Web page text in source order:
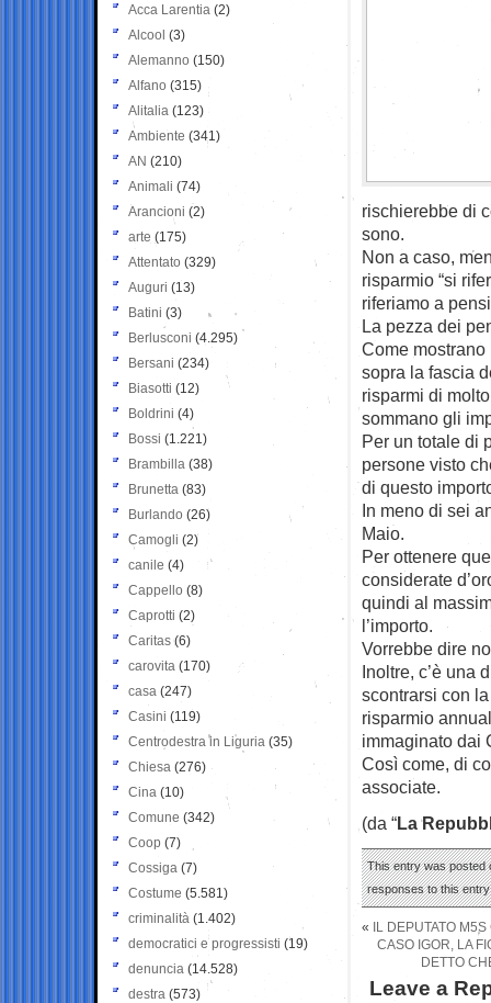
rischierebbe di
sono.
Non a caso,
risparmio “si
riferiamo a
La pezza dei
Come
sopra la fascia
risparmi di
sommano gli
Per un totale di
persone visto
di questo
In meno di sei
Maio.
Per ottenere
considerate
quindi al
l’importo.
Vorrebbe dire
Inoltre, c’è una
scontrarsi con
risparmio
immaginato dai
Così come, di
associate.
(da “La
This entry was posted
responses to this
«
IL DEPUTATO
CASO IGOR, LA
DETTO
Leave a
Acca Larentia (2)
Alcool (3)
Alemanno (150)
Alfano (315)
Alitalia (123)
Ambiente (341)
AN (210)
Animali (74)
Arancioni (2)
arte (175)
Attentato (329)
Auguri (13)
Batini (3)
Berlusconi (4.295)
Bersani (234)
Biasotti (12)
Boldrini (4)
Bossi (1.221)
Brambilla (38)
Brunetta (83)
Burlando (26)
Camogli (2)
canile (4)
Cappello (8)
Caprotti (2)
Caritas (6)
carovita (170)
casa (247)
Casini (119)
Centrodestra in Liguria (35)
Chiesa (276)
Cina (10)
Comune (342)
Coop (7)
Cossiga (7)
Costume (5.581)
criminalità (1.402)
democratici e progressisti (19)
denuncia (14.528)
destra (573)